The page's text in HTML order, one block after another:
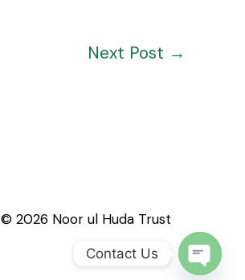
Next Post →
© 2026 Noor ul Huda Trust
Contact Us